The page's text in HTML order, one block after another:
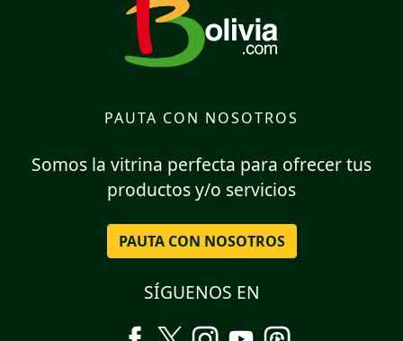
PAUTA CON NOSOTROS
Somos la vitrina perfecta para ofrecer tus
productos y/o servicios
PAUTA CON NOSOTROS
SÍGUENOS EN